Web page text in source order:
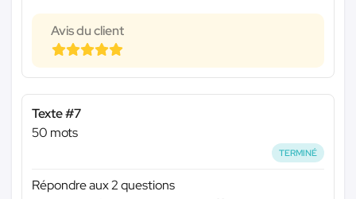
Avis du client
Texte #7
50 mots
TERMINÉ
Répondre aux 2 questions